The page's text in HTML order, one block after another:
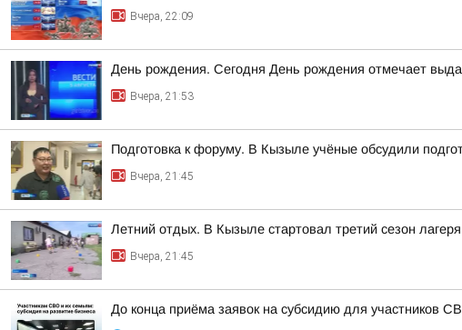
Вчера, 22:09
День рождения. Сегодня День рождения отмечает
Вчера, 21:53
Подготовка к форуму. В Кызыле учёные обсудили
Вчера, 21:45
Летний отдых. В Кызыле стартовал третий сезон
Вчера, 21:45
До конца приёма заявок на субсидию для участников